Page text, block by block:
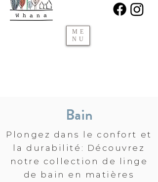
ME
NU
Bain
Plongez dans le confort et
la durabilité: Découvrez
notre collection de linge
de bain en matières